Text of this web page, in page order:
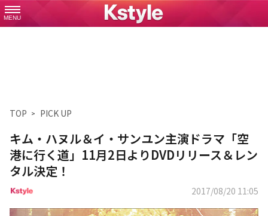
MENU
TOP PICK UP
キム・ハヌル＆イ・サンユン主演ドラマ「空
港に行く道」11月2日よりDVDリリース＆レン
タル決定！
2017/08/20 11:05